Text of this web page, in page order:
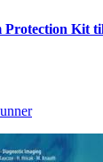
Protection Kit